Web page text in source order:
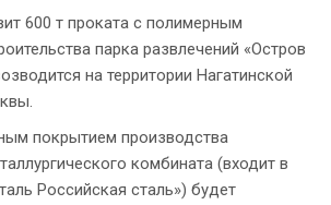
600 т проката с полимерным
парка развлечений «Остров
на территории Нагатинской
покрытием производства
комбината (входит в
Российская сталь») будет